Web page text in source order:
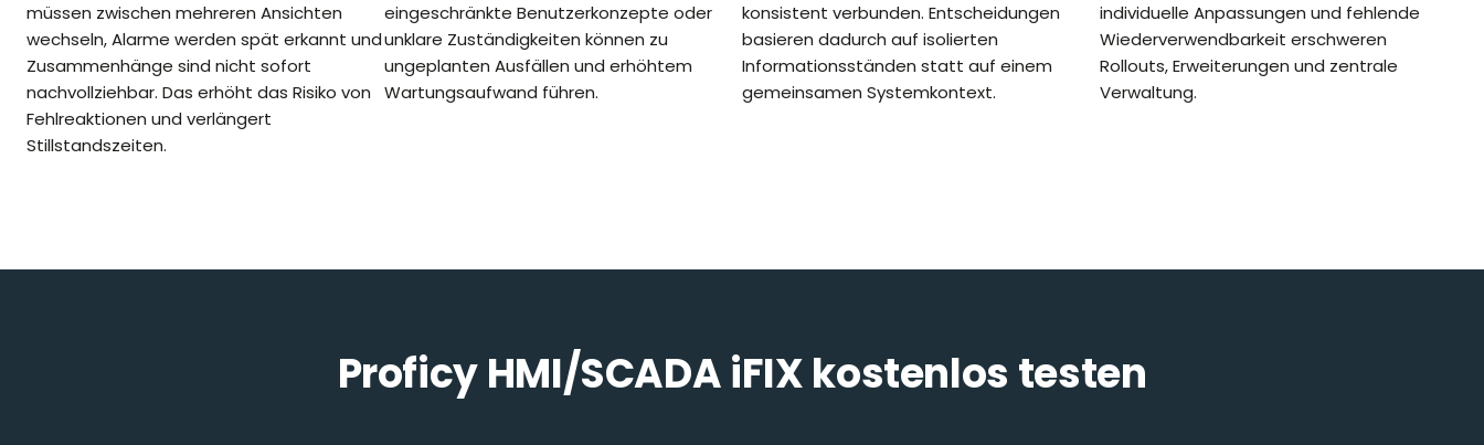
müssen zwischen mehreren Ansichten
wechseln, Alarme werden spät erkannt und
Zusammenhänge sind nicht sofort
nachvollziehbar. Das erhöht das Risiko von
Fehlreaktionen und verlängert
Stillstandszeiten.
eingeschränkte Benutzerkonzepte oder
unklare Zuständigkeiten können zu
ungeplanten Ausfällen und erhöhtem
Wartungsaufwand führen.
konsistent verbunden. Entscheidungen
basieren dadurch auf isolierten
Informationsständen statt auf einem
gemeinsamen Systemkontext.
individuelle Anpassungen und fehlende
Wiederverwendbarkeit erschweren
Rollouts, Erweiterungen und zentrale
Verwaltung.
Proficy HMI/SCADA iFIX kostenlos testen